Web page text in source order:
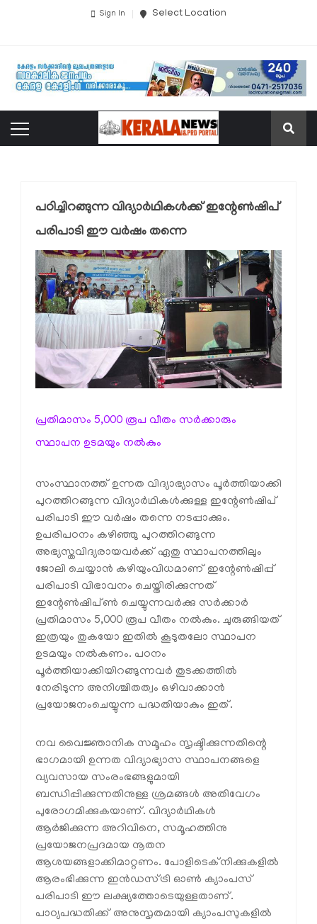
Sign In Select Location
പഠിച്ചിറങ്ങുന്ന വിദ്യാർഥികൾക്ക് ഇന്റേൺഷിപ്
പരിപാടി ഈ വർഷം തന്നെ
പ്രതിമാസം 5,000 രൂപ വീതം സർക്കാരും
സ്ഥാപന ഉടമയും നൽകും
സംസ്ഥാനത്ത് ഉന്നത വിദ്യാഭ്യാസം പൂർത്തിയാക്കി
പുറത്തിറങ്ങുന്ന വിദ്യാർഥികൾക്കുള്ള ഇന്റേൺഷിപ്
പരിപാടി ഈ വർഷം തന്നെ നടപ്പാക്കും.
ഉപരിപഠനം കഴിഞ്ഞു പുറത്തിറങ്ങുന്ന
അഭ്യസ്തവിദ്യരായവർക്ക് ഏതു സ്ഥാപനത്തിലും
ജോലി ചെയ്യാൻ കഴിയുംവിധമാണ് ഇന്റേൺഷിപ്പ്
പരിപാടി വിഭാവനം ചെയ്തിരിക്കുന്നത്
ഇന്റേൺഷിപ്ൺ ചെയ്യുന്നവർക്കു സർക്കാർ
പ്രതിമാസം 5,000 രൂപ വീതം നൽകും. ചുരുങ്ങിയത്
ഇത്രയും തുകയോ ഇതിൽ കൂടുതലോ സ്ഥാപന
ഉടമയും നൽകണം. പഠനം
പൂർത്തിയാക്കിയിറങ്ങുന്നവർ തുടക്കത്തിൽ
നേരിടുന്ന അനിശ്ചിതത്വം ഒഴിവാക്കാൻ
പ്രയോജനംചെയ്യുന്ന പദ്ധതിയാകും ഇത്.
നവ വൈജ്ഞാനിക സമൂഹം സൃഷ്ടിക്കുന്നതിന്റെ
ഭാഗമായി ഉന്നത വിദ്യാഭ്യാസ സ്ഥാപനങ്ങളെ
വ്യവസായ സംരംഭങ്ങളുമായി
ബന്ധിപ്പിക്കുന്നതിനുള്ള ശ്രമങ്ങൾ അതിവേഗം
പുരോഗമിക്കുകയാണ്. വിദ്യാർഥികൾ
ആർജിക്കുന്ന അറിവിനെ, സമൂഹത്തിനു
പ്രയോജനപ്രദമായ നൂതന
ആശയങ്ങളാക്കിമാറ്റണം. പോളിടെക്നിക്കുകളിൽ
ആരംഭിക്കുന്ന ഇൻഡസ്ട്രി ഓൺ ക്യാംപസ്
പരിപാടി ഈ ലക്ഷ്യത്തോടെയുള്ളതാണ്.
പാഠ്യപദ്ധതിക്ക് അനുസൃതമായി ക്യാംപസുകളിൽ